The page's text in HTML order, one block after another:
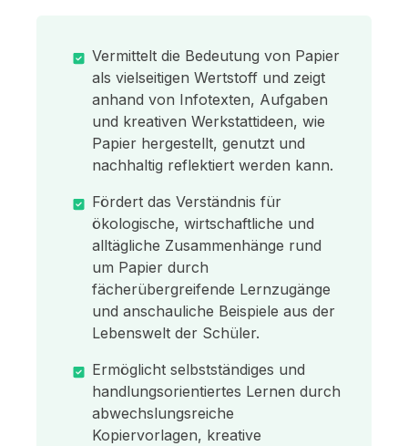
Vermittelt die Bedeutung von Papier
als vielseitigen Wertstoff und zeigt
anhand von Infotexten, Aufgaben
und kreativen Werkstattideen, wie
Papier hergestellt, genutzt und
nachhaltig reflektiert werden kann.
Fördert das Verständnis für
ökologische, wirtschaftliche und
alltägliche Zusammenhänge rund
um Papier durch
fächerübergreifende Lernzugänge
und anschauliche Beispiele aus der
Lebenswelt der Schüler.
Ermöglicht selbstständiges und
handlungsorientiertes Lernen durch
abwechslungsreiche
Kopiervorlagen, kreative